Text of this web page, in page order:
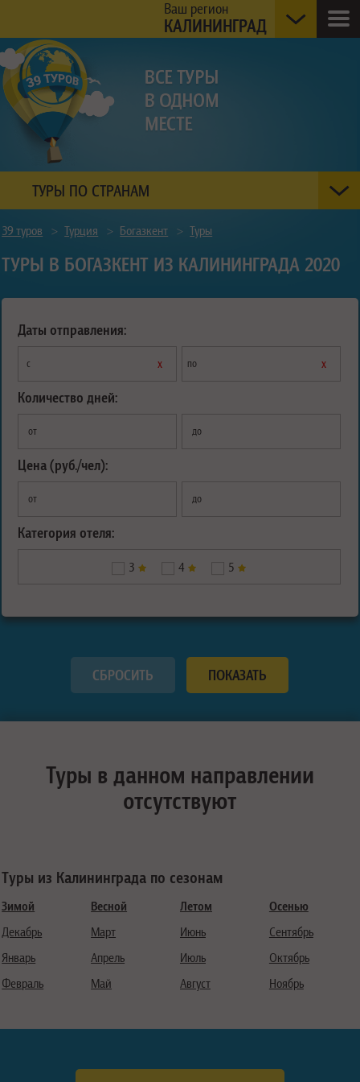
Ваш регион
КАЛИНИНГРАД
ТУРЫ ПО СТРАНАМ
39 туров > Турция > Богазкент > Туры
ТУРЫ В БОГАЗКЕНТ ИЗ КАЛИНИНГРАДА 2020
Даты отправления:
с х по х
Количество дней:
от до
Цена (руб./чел):
от до
Категория отеля:
3 4 5
Туры в данном направлении
отсутствуют
Туры из Калининграда по сезонам
Зимой
Декабрь
Январь
Февраль
Весной
Март
Апрель
Май
Летом
Июнь
Июль
Август
Осенью
Сентябрь
Октябрь
Ноябрь